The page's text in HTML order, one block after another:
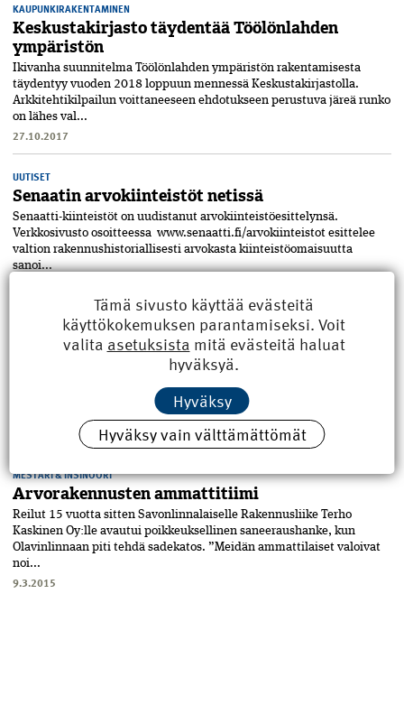
KAUPUNKIRAKENTAMINEN
Keskustakirjasto täydentää Töölönlahden
ympäristön
Ikivanha suunnitelma Töölönlahden ympäristön rakentamisesta
täydentyy vuoden 2018 loppuun mennessä Keskustakirjastolla.
Arkkitehtikilpailun voittaneeseen ehdotukseen perustuva järeä runko
on lähes val...
27.10.2017
UUTISET
Senaatin arvokiinteistöt netissä
Senaatti-kiinteistöt on uudistanut arvokiinteistöesittelynsä.
Verkkosivusto osoitteessa www.senaatti.fi/arvokiinteistot esittelee
valtion rakennushistoriallisesti arvokasta kiinteistöomaisuutta
sanoi...
Arvorakennusta korjataan ylpeydellä
Kansalliskirjaston rakennushistoriallisesti arvokkaan
edennyt harjannostajaisvaiheeseen. Kesällä 2013 alkanut
peruskorjaus on Rakennuslehde...
MESTARI & INSINÖÖRI
Arvorakennusten ammattitiimi
Reilut 15 vuotta sitten Savonlinnalaiselle Rakennusliike Terho
Kaskinen Oy:lle avautui poikkeuksellinen saneeraushanke, kun
Olavinlinnaan piti tehdä sadekatos. ”Meidän ammattilaiset valoivat
noi...
9.3.2015
Tämä sivusto käyttää evästeitä
käyttökokemuksen parantamiseksi. Voit
valita asetuksista mitä evästeitä haluat
hyväksyä.
Hyväksy
Hyväksy vain välttämättömät